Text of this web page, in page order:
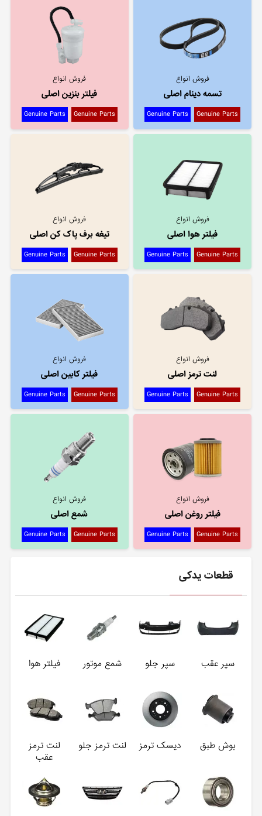
فروش انواع
تسمه دینام اصلی
Genuine Parts
Genuine Parts
فروش انواع
فیلتر بنزین اصلی
Genuine Parts
Genuine Parts
فروش انواع
فیلتر هوا اصلی
Genuine Parts
Genuine Parts
فروش انواع
تیغه برف پاک کن اصلی
Genuine Parts
Genuine Parts
فروش انواع
لنت ترمز اصلی
Genuine Parts
Genuine Parts
فروش انواع
فیلتر کابین اصلی
Genuine Parts
Genuine Parts
فروش انواع
فیلتر روغن اصلی
Genuine Parts
Genuine Parts
فروش انواع
شمع اصلی
Genuine Parts
Genuine Parts
قطعات یدکی
سپر عقب سپر جلو شمع موتور فیلتر هوا
بوش طبق دیسک ترمز لنت ترمز جلو
لنت ترمز
عقب